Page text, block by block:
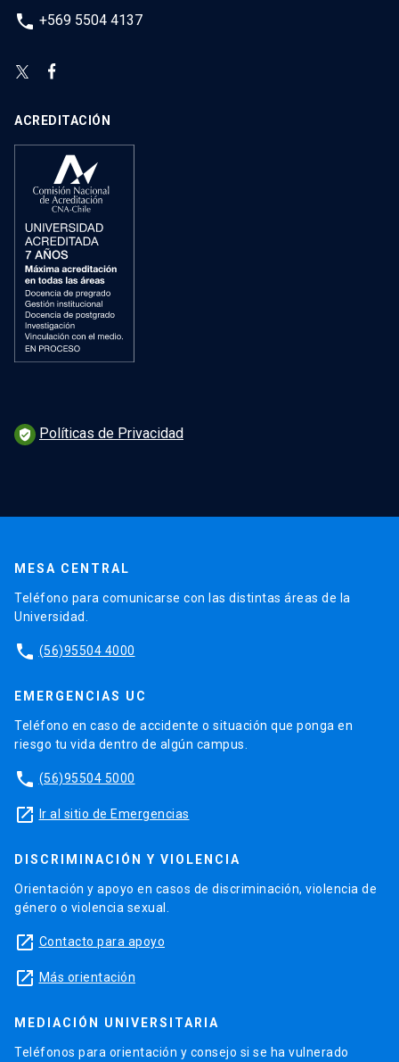
phone +569 5504 4137
ACREDITACIÓN
verified_user Políticas de Privacidad
MESA CENTRAL
Teléfono para comunicarse con las distintas áreas de la
Universidad.
phone (56)95504 4000
EMERGENCIAS UC
Teléfono en caso de accidente o situación que ponga en
riesgo tu vida dentro de algún campus.
phone (56)95504 5000
launch Ir al sitio de Emergencias
DISCRIMINACIÓN Y VIOLENCIA
Orientación y apoyo en casos de discriminación, violencia de
género o violencia sexual.
launch Contacto para apoyo
launch Más orientación
MEDIACIÓN UNIVERSITARIA
Teléfonos para orientación y consejo si se ha vulnerado